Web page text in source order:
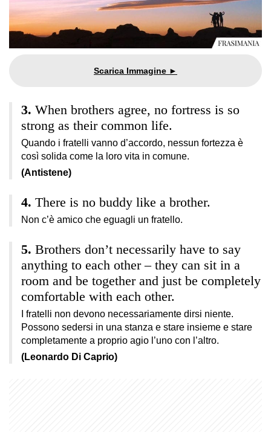
When brothers agree, no fortress is so
strong as their common life.
Quando i fratelli vanno d’accordo, nessun fortezza è
così solida come la loro vita in comune.
(Antistene)
There is no buddy like a brother.
Non c’è amico che eguagli un fratello.
Brothers don’t necessarily have to say
anything to each other – they can sit in a
room and be together and just be completely
comfortable with each other.
I fratelli non devono necessariamente dirsi niente.
Possono sedersi in una stanza e stare insieme e stare
completamente a proprio agio l’uno con l’altro.
(Leonardo Di Caprio)